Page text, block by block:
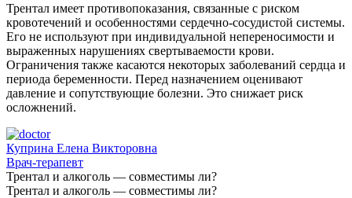
Трентал имеет противопоказания, связанные с риском
кровотечений и особенностями сердечно-сосудистой системы.
Его не используют при индивидуальной непереносимости и
выраженных нарушениях свертываемости крови.
Ограничения также касаются некоторых заболеваний сердца и
периода беременности. Перед назначением оценивают
давление и сопутствующие болезни. Это снижает риск
осложнений.
Куприна Елена Викторовна
Врач-терапевт
Трентал и алкоголь — совместимы ли?
Трентал и алкоголь — совместимы ли?